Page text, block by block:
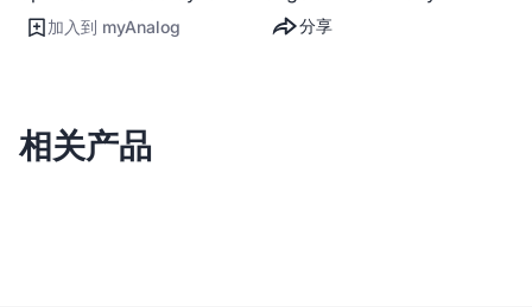
加入到 myAnalog 分享
相关产品